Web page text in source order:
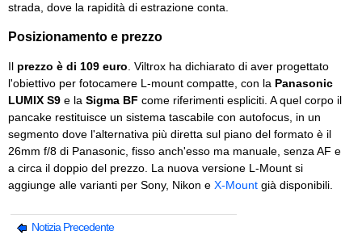
strada, dove la rapidità di estrazione conta.
Posizionamento e prezzo
Il prezzo è di 109 euro . Viltrox ha dichiarato di aver progettato
l'obiettivo per fotocamere L-mount compatte, con la Panasonic
LUMIX S9 e la Sigma BF come riferimenti espliciti. A quel corpo il
pancake restituisce un sistema tascabile con autofocus, in un
segmento dove l'alternativa più diretta sul piano del formato è il
26mm f/8 di Panasonic, fisso anch'esso ma manuale, senza AF e
a circa il doppio del prezzo. La nuova versione L-Mount si
aggiunge alle varianti per Sony, Nikon e X-Mount già disponibili.
Notizia Precedente